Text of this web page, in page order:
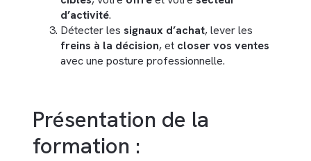
d’activité.
Détecter les signaux d’achat, lever les
freins à la décision, et closer vos ventes
avec une posture professionnelle.
Présentation de la
formation :